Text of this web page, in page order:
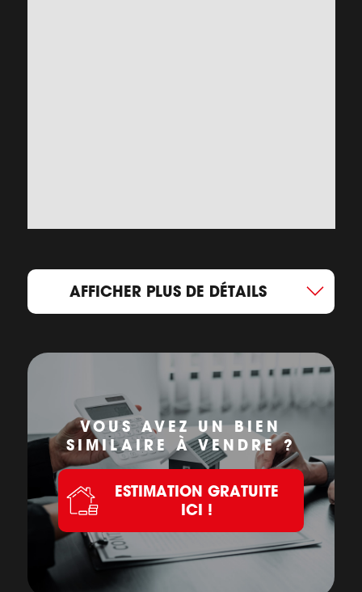
AFFICHER PLUS DE DÉTAILS
VOUS AVEZ UN BIEN
SIMILAIRE À VENDRE ?
ESTIMATION GRATUITE
ICI !